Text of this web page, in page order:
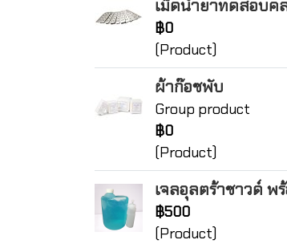
เม็ดน้ำยาทดสอบค
฿0
(Product)
ผ้าก๊อซพับ
Group product
฿0
(Product)
เจลอุลตร้าซาวด์ พ
฿500
(Product)